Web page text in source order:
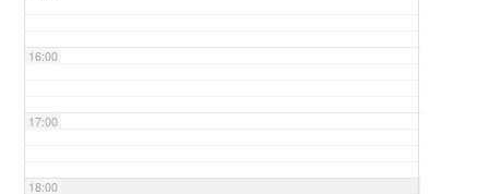
16:00
17:00
18:00